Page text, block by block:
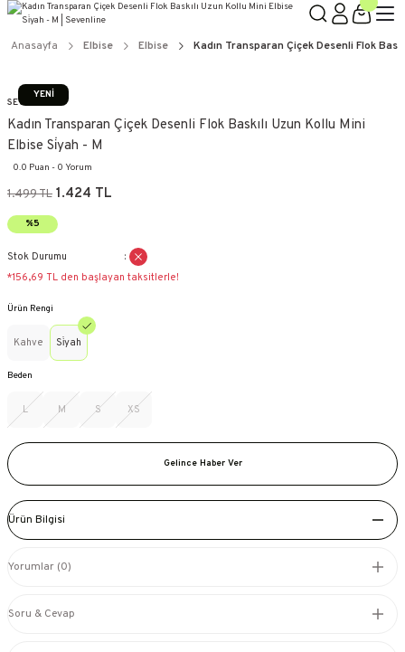
Anasayfa Elbise Elbise Kadın Transparan Çiçek Desenli Flok
YENİ
SEVENLINE
Kadın Transparan Çiçek Desenli Flok Baskılı Uzun Kollu Mini
Elbise Si̇yah - M
0.0 Puan - 0 Yorum
1.499 TL 1.424 TL
%5
Stok Durumu
*156,69 TL den başlayan taksitlerle!
Ürün Rengi
Kahve Si̇yah
Beden
L M S XS
Gelince Haber Ver
Ürün Bilgisi
Yorumlar (0)
Soru & Cevap